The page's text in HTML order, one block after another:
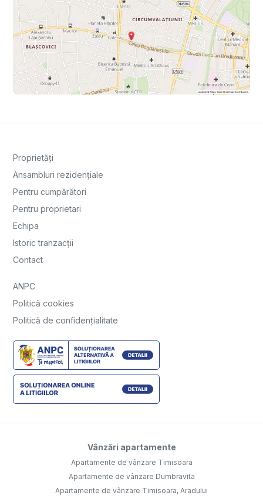
Proprietăți
Ansambluri rezidențiale
Pentru cumpărători
Pentru proprietari
Echipa
Istoric tranzacții
Contact
ANPC
Politică cookies
Politică de confidențialitate
Vânzări apartamente
Apartamente de vânzare Timisoara
Apartamente de vânzare Dumbravita
Apartamente de vânzare Timisoara, Aradului